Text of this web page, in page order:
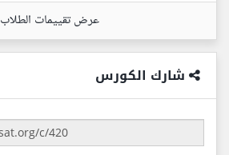
عرض تقييمات الطلاب
شارك الكورس